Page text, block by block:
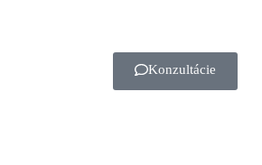
Konzultácie